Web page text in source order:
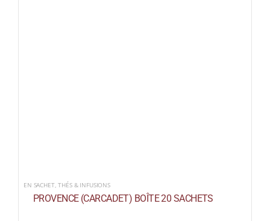
EN SACHET,THÉS & INFUSIONS
PROVENCE (CARCADET) BOÎTE 20 SACHETS